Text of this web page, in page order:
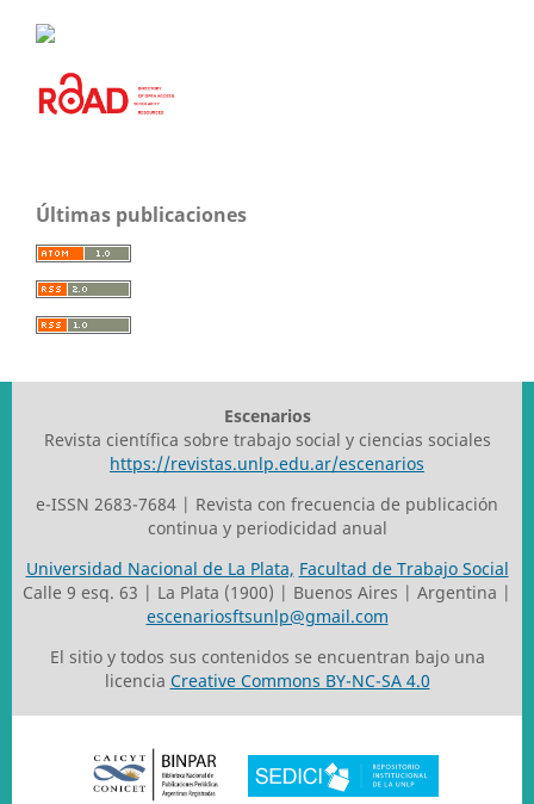
Últimas publicaciones
Escenarios
Revista científica sobre trabajo social y ciencias sociales
https://revistas.unlp.edu.ar/escenarios
e-ISSN 2683-7684 | Revista con frecuencia de publicación
continua y periodicidad anual
Universidad Nacional de La Plata, Facultad de Trabajo Social
Calle 9 esq. 63 | La Plata (1900) | Buenos Aires | Argentina |
escenariosftsunlp@gmail.com
El sitio y todos sus contenidos se encuentran bajo una
licencia Creative Commons BY-NC-SA 4.0